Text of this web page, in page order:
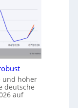
und hoher
deutsche
auf